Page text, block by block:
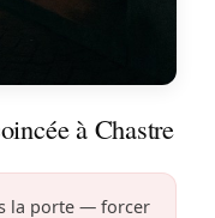
à Chastre
la porte — forcer